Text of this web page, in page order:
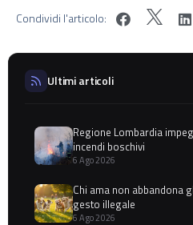
Condividi l'articolo:
Ultimi articoli
Regione Lombardia
incendi boschivi
6 Ago 2026
Chi ama non abbandona
gesto illegale
6 Ago 2026